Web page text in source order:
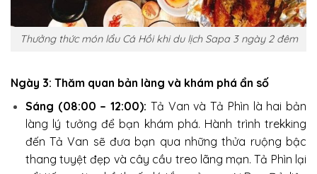
Thưởng thức món lẩu Cá Hồi khi du lịch Sapa 3 ngày 2 đêm
Ngày 3: Thăm quan bản làng và khám phá ẩn số
Sáng (08:00 – 12:00): Tả Van và Tả Phìn là hai bản
làng lý tưởng để bạn khám phá. Hành trình trekking
đến Tả Van sẽ đưa bạn qua những thửa ruộng bậc
thang tuyệt đẹp và cây cầu treo lãng mạn. Tả Phìn lại